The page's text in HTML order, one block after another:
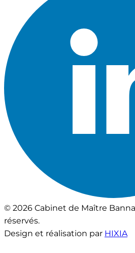
© 2026 Cabinet de Maître
réservés.
Design et réalisation par HIXIA